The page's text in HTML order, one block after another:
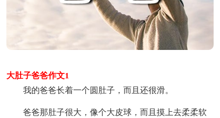
大肚子爸爸作文1
我的爸爸长着一个圆肚子，而且还很滑。
爸爸那肚子很大，像个大皮球，而且摸上去柔柔软